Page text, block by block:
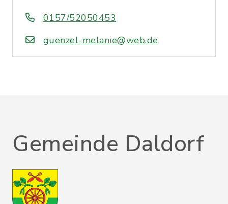
0157/52050453
guenzel-melanie@web.de
Gemeinde Daldorf